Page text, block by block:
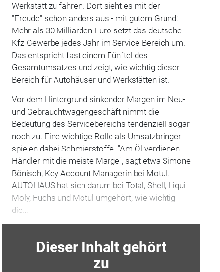
Werkstatt zu fahren. Dort sieht es mit der
"Freude" schon anders aus - mit gutem Grund:
Mehr als 30 Milliarden Euro setzt das deutsche
Kfz-Gewerbe jedes Jahr im Service-Bereich um.
Das entspricht fast einem Fünftel des
Gesamtumsatzes und zeigt, wie wichtig dieser
Bereich für Autohäuser und Werkstätten ist.
Vor dem Hintergrund sinkender Margen im Neu-
und Gebrauchtwagengeschäft nimmt die
Bedeutung des Servicebereichs tendenziell sogar
noch zu. Eine wichtige Rolle als Umsatzbringer
spielen dabei Schmierstoffe. "Am Öl verdienen
Händler mit die meiste Marge", sagt etwa Simone
Bönisch, Key Account Managerin bei Motul.
AUTOHAUS hat sich darum bei Total, Shell, Liqui
Moly, Fuchs und Motul umgehört, wie wichtig
die…
Dieser Inhalt gehört
zu